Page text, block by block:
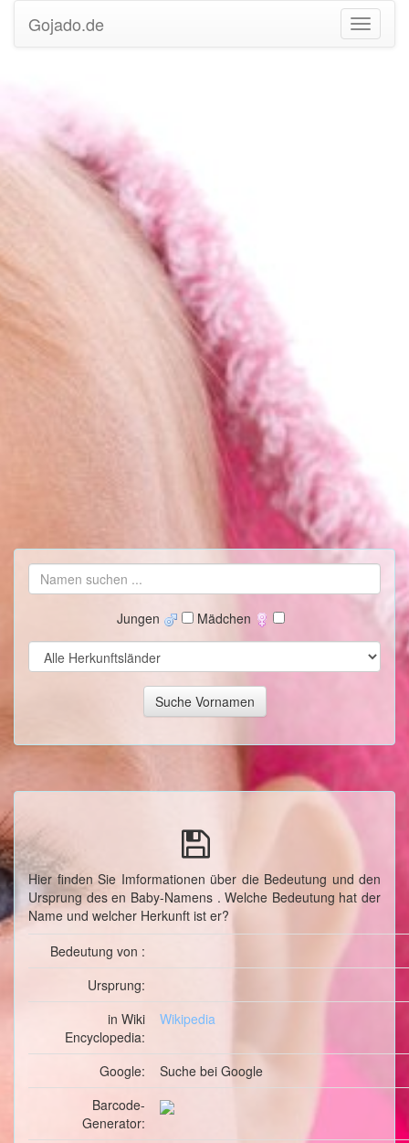
Gojado.de
Jungen Mädchen
Hier finden Sie Imformationen über die Bedeutung und den
Ursprung des en Baby-Namens . Welche Bedeutung hat der
Name und welcher Herkunft ist er?
Bedeutung von :
Ursprung:
in Wiki
Encyclopedia:
Wikipedia
Google: Suche bei Google
Barcode-
Generator: